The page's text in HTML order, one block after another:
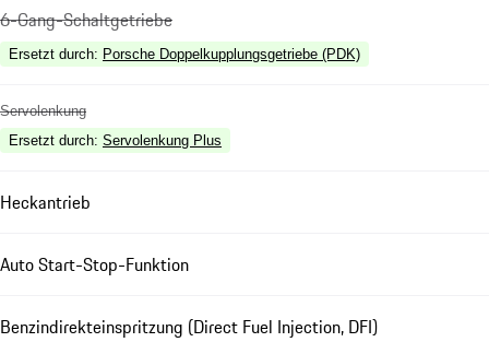
6-Gang-Schaltgetriebe
Ersetzt durch: Porsche Doppelkupplungsgetriebe (PDK)
Servolenkung
Ersetzt durch: Servolenkung Plus
Heckantrieb
Auto Start-Stop-Funktion
Benzindirekteinspritzung (Direct Fuel Injection, DFI)